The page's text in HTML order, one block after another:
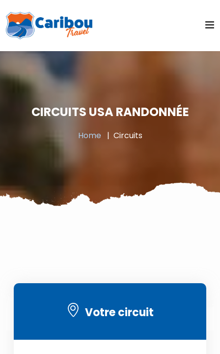
CIRCUITS USA RANDONNÉE
Home Circuits
Votre circuit